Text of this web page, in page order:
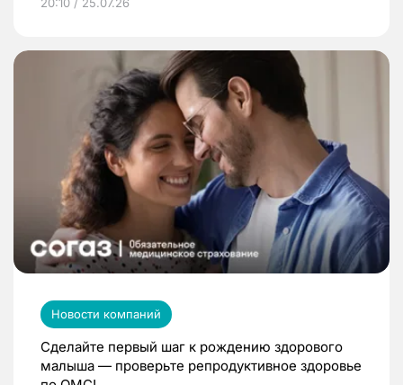
Новости компаний
Сделайте первый шаг к рождению здорового
малыша — проверьте репродуктивное здоровье